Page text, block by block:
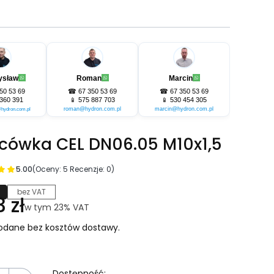
53 69
391
Roman
☎ 67 350 53 69
📱 575 887 703
roman@hydron.com.pl
Marcin
☎ 67 350 53 69
📱 530 454 305
marcin@hydron.com.pl
CEL DN06.05 M10x1,5
5.00(Oceny: 5 Recenzje: 0)
bez VAT
złw tym 23% VAT
w tym 23% VAT
bez kosztów dostawy.